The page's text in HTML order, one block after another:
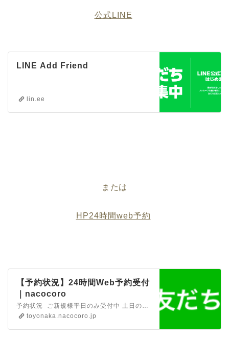
公式LINE
LINE Add Friend
lin.ee
または
HP24時間web予約
【予約状況】24時間Web予約受付
｜nacocoro
toyonaka.nacocoro.jp